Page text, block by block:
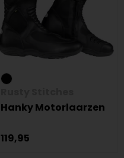
Hanky Motorlaarzen
119,95